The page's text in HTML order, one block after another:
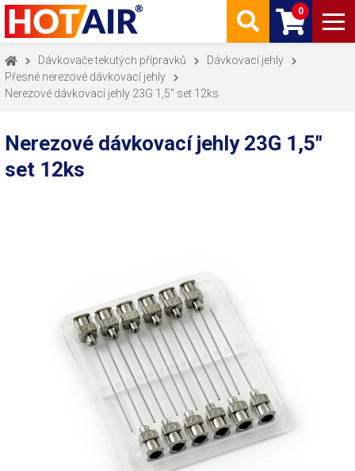
0
Dávkovače tekutých přípravků
Dávkovací jehly
Přesné nerezové dávkovací jehly
Nerezové dávkovací jehly 23G 1,5" set 12ks
Nerezové dávkovací jehly 23G 1,5"
set 12ks